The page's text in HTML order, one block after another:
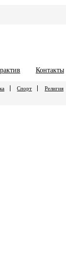
Контакты
Спорт Религия